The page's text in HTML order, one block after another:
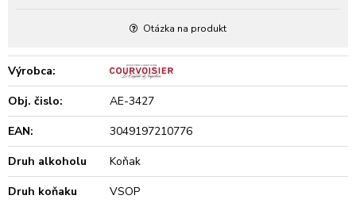
Otázka na produkt
Výrobca:
Obj. čislo:
AE-3427
EAN:
3049197210776
Druh alkoholu
Koňak
Druh koňaku
VSOP